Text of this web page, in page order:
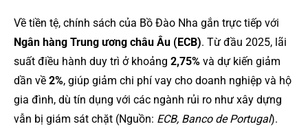
Về tiền tệ, chính sách của Bồ Đào Nha gắn trực tiếp với
Ngân hàng Trung ương châu Âu (ECB). Từ đầu 2025, lãi
suất điều hành duy trì ở khoảng 2,75% và dự kiến giảm
dần về 2%, giúp giảm chi phí vay cho doanh nghiệp và hộ
gia đình, dù tín dụng với các ngành rủi ro như xây dựng
vẫn bị giám sát chặt (Nguồn: ECB, Banco de Portugal).